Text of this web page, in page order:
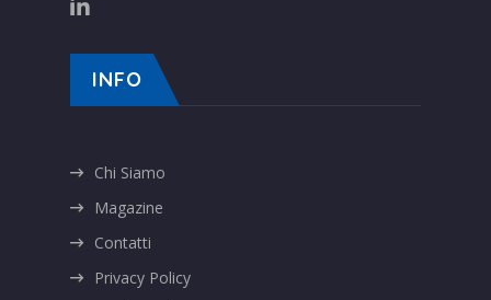
INFO
Chi Siamo
Magazine
Contatti
Privacy Policy